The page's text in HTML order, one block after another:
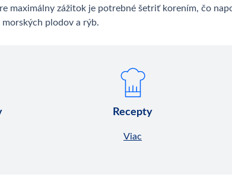
maximálny zážitok je potrebné šetriť korením, čo
morských plodov a rýb.
Recepty
Viac